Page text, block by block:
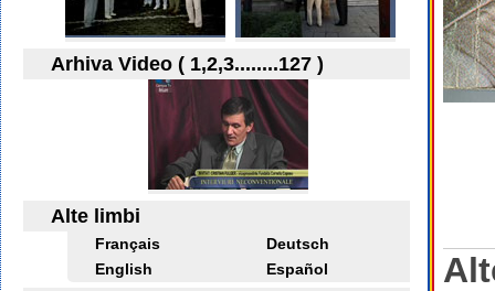
Arhiva Video ( 1,2,3........127 )
Alte limbi
Français
Deutsch
English
Español